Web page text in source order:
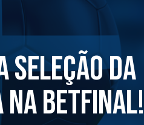
SELEÇÃO DA
BETFINAL!